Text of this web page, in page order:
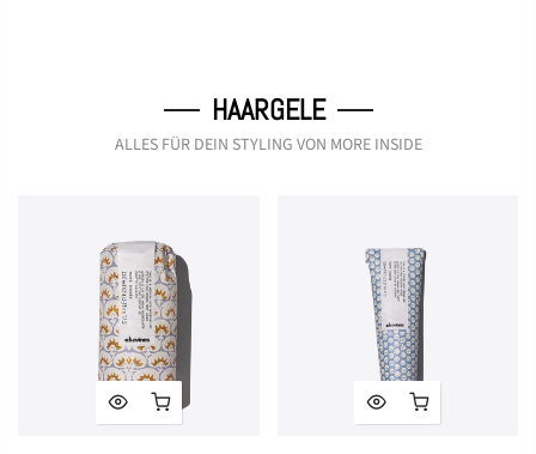
HAARGELE
ALLES FÜR DEIN STYLING VON MORE INSIDE